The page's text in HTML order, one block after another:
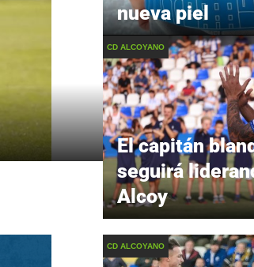
nueva piel
CD ALCOYANO
El capitán
seguirá
Alcoy
CD ALCOYANO